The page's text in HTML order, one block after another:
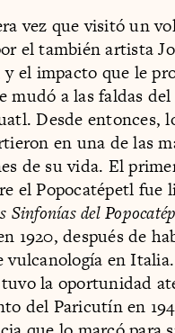
vez que visitó un
el también artista
y el impacto que le
mudó a las faldas del
Desde entonces,
en una de las
de su vida. El
el Popocatépetl fue
Sinfonías del
1920, después de
vulcanología en
tuvo la oportunidad
del Paricutín en